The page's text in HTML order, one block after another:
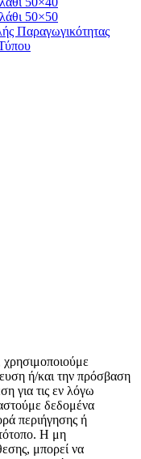
50×50
Παραγωγικότητας
χρησιμοποιούμε
ή/και την πρόσβαση
για τις εν λόγω
δεδομένα
περιήγησης ή
Η μη
μπορεί να